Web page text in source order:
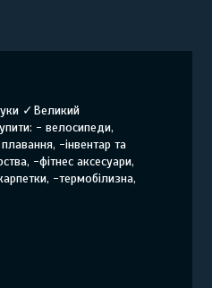
✓Великий
- велосипеди,
-інвентар та
-фітнес аксесуари,
-термобілизна,